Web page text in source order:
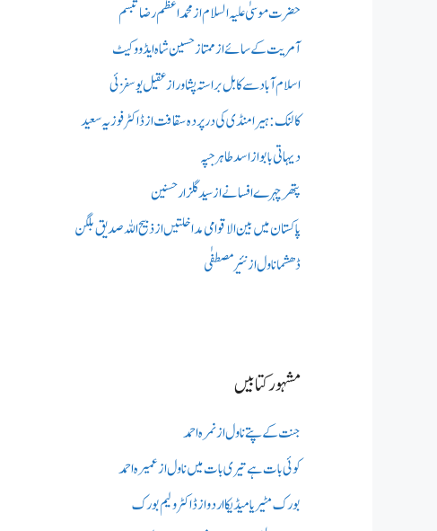
حضرت موسیٰ علیہ السلام از محمد اعظم رضا تبسم
آمریت کے سائے از ممتاز حسین شاہ ایڈووکیٹ
اسلام آباد سے کابل براستہ پشاور از عقیل یوسفزئی
کالنک: ہیرا منڈی کی در پردہ سقافت از ڈاکٹر فوزیہ سعید
دیہاتی بابو از اسد طاہر جپہ
پتھر چہرے افسانے از سید گلزار حسنین
پاکستان میں بین الاقوامی مداخلتیں از ذبیح اللہ صدیق بلگن
ڈھشما ناول از نئیر مصطفٰی
مشہور کتابیں
جنت کے پتے ناول از نمرہ احمد
کوئی بات ہے تیری بات میں ناول از عمیرہ احمد
بورک مٹیریا میڈیکااردو از ڈاکٹر ولیم بورک